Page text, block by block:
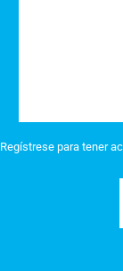
Regístrese para tener